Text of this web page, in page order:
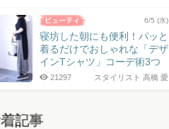
6/5 (水)
寝坊した朝にも便利！パッと
着るだけでおしゃれな「デザ
インTシャツ」コーデ術3つ
スタイリスト 高橋 愛
21297
記事